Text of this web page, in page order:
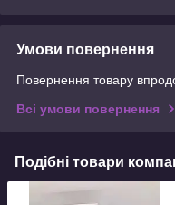
Умови повернення
Повернення товару
Всі умови повернення
Подібні товари